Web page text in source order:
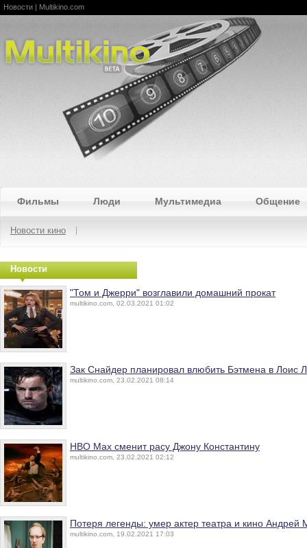
Multikino
Новости | Multikino.com
Фильмы Люди Мультимедиа Общение
Новости кино
Новости
"Том и Джерри" возглавили домашний прокат
multikino.com, 02.03.2021 01:02
Зак Снайдер планировал влюбить Бэтмена в Лоис
multikino.com, 23.02.2021 08:14
HBO Max сменит расу Джону Константину
multikino.com, 23.02.2021 02:12
Потеря легенды: умер актер театра и кино Андрей
multikino.com, 19.02.2021 17:03